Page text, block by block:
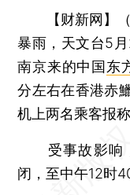
【财新网】
暴雨，天文台5
南京来的中国 东
分左右在香港赤
机上两名乘客报
受事故影响，
闭，至中午12时